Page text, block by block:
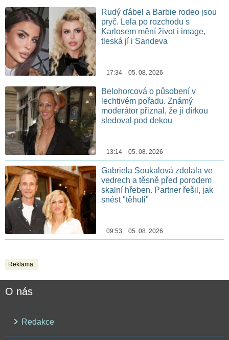
Rudý ďábel a Barbie rodeo jsou
pryč. Lela po rozchodu s
Karlosem mění život i image,
tleská jí i Sandeva
17:34 05. 08. 2026
Belohorcová o působení v
lechtivém pořadu. Známý
moderátor přiznal, že ji dírkou
sledoval pod dekou
13:14 05. 08. 2026
Gabriela Soukalová zdolala ve
vedrech a těsně před porodem
skalní hřeben. Partner řešil, jak
snést "těhuli"
09:53 05. 08. 2026
Reklama:
O nás
Redakce